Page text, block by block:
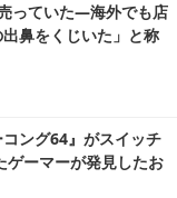
っていた―海外でも店
鼻をくじいた」と称
ング64』がスイッチ
ゲーマーが発見したお